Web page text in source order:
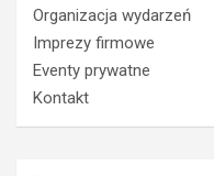
Organizacja wydarzeń
Imprezy firmowe
Eventy prywatne
Kontakt